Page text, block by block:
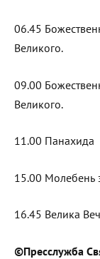
06.45
Великого.
09.00
Великого.
11.00 Панахида
15.00 Молебень
16.45 Велика
©Пресслужба